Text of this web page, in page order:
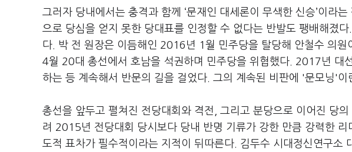
그러자 당내에서는 충격과 함께 ‘문재인 대세론이 무색한 신승’이라
으로 당심을 얻지 못한 당대표를 인정할 수 없다는 반발도 팽배해졌
다. 박 전 원장은 이듬해인 2016년 1월 민주당을 탈당해 안철수 의원
4월 20대 총선에서 호남을 석권하며 민주당을 위협했다. 2017년 대
하는 등 계속해서 반문의 길을 걸었다. 그의 계속된 비판에 '문모닝'이
총선을 앞두고 펼쳐진 전당대회와 격전, 그리고 분당으로 이어진 당
려 2015년 전당대회 당시보다 당내 반명 기류가 강한 만큼 강력한
도적 표차가 필수적이라는 지적이 뒤따른다. 김두수 시대정신연구소